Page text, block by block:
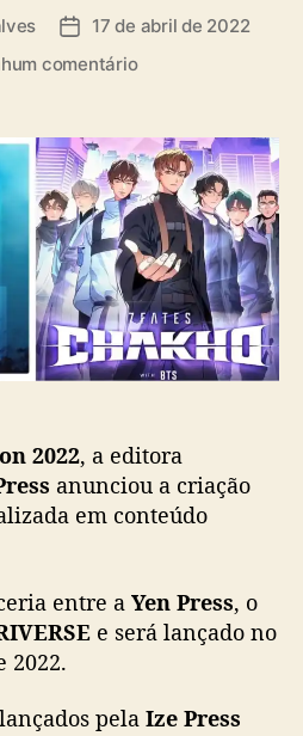
s
D
d
e
p
u
b
l
i
c
a
ç
17 de abril de 2022
comentárioe
d
i
t
o
r
a
Y
e
n
P
s
s
a
c
i
e
2022, a editora
anunciou a criação
em conteúdo
entre a Yen Press, o
e será lançado no
2022.
pela Ize Press